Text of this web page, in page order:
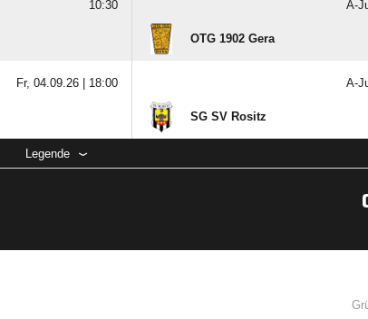
10:30 A-
OTG 1902 Gera
Fr, 04.09.26 | 18:00 A-
SG SV Rositz
Legende